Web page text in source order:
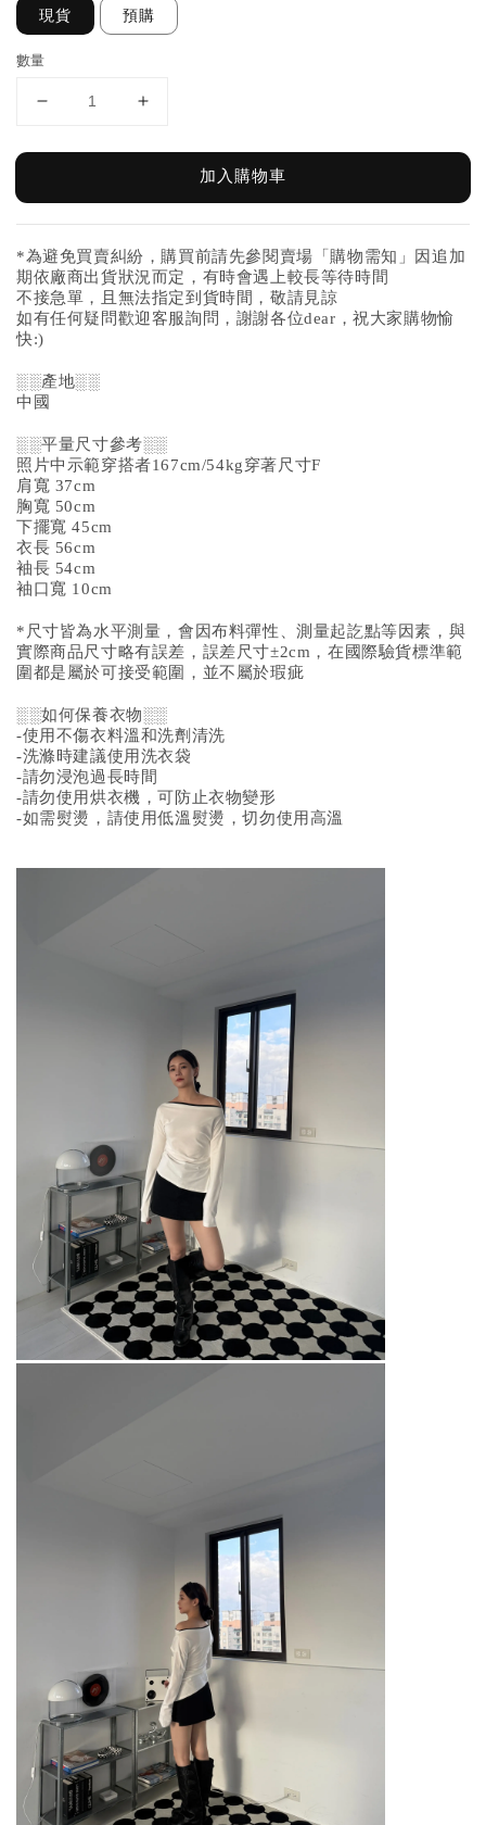
現貨 預購
數量
加入購物車
*為避免買賣糾紛，購買前請先參閱賣場「購物需知」因追加
期依廠商出貨狀況而定，有時會遇上較長等待時間
不接急單，且無法指定到貨時間，敬請見諒
如有任何疑問歡迎客服詢問，謝謝各位dear，祝大家購物愉
快:)
░░產地░░
中國
░░平量尺寸參考░░
照片中示範穿搭者167cm/54kg穿著尺寸F
肩寬 37cm
胸寬 50cm
下擺寬 45cm
衣長 56cm
袖長 54cm
袖口寬 10cm
*尺寸皆為水平測量，會因布料彈性、測量起訖點等因素，與
實際商品尺寸略有誤差，誤差尺寸±2cm，在國際驗貨標準範
圍都是屬於可接受範圍，並不屬於瑕疵
░░如何保養衣物░░
-使用不傷衣料溫和洗劑清洗
-洗滌時建議使用洗衣袋
-請勿浸泡過長時間
-請勿使用烘衣機，可防止衣物變形
-如需熨燙，請使用低溫熨燙，切勿使用高溫